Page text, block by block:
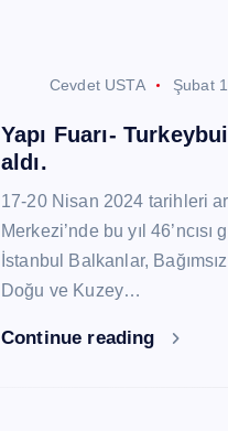
Cevdet USTA Şubat
Yapı Fuarı-
aldı.
17-20 Nisan 2024 tarihleri
Merkezi’nde bu yıl
İstanbul Balkanlar,
Doğu ve Kuzey…
Continue reading